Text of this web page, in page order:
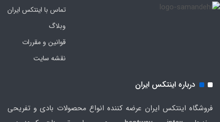
تماس با اینتکس ایران
وبلاگ
قوانین و مقررات
نقشه سایت
درباره اینتکس ایران
فروشگاه اینتکس ایران عرضه کننده انواع محصولات بادی و تفریحی